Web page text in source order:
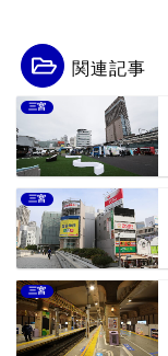
関連記事
三宮
三宮
三宮